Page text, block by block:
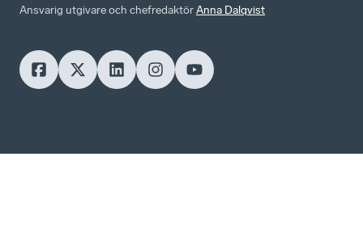
Ansvarig utgivare och chefredaktörAnna Dalqvist